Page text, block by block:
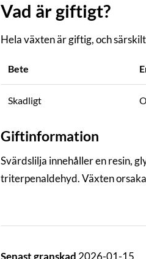
Vad är giftigt?
Hela växten är giftig, och
Bete
Skadligt
Giftinformation
Svärdslilja innehåller en resin,
triterpenaldehyd. Växten
Senast granskad 2026-01-15